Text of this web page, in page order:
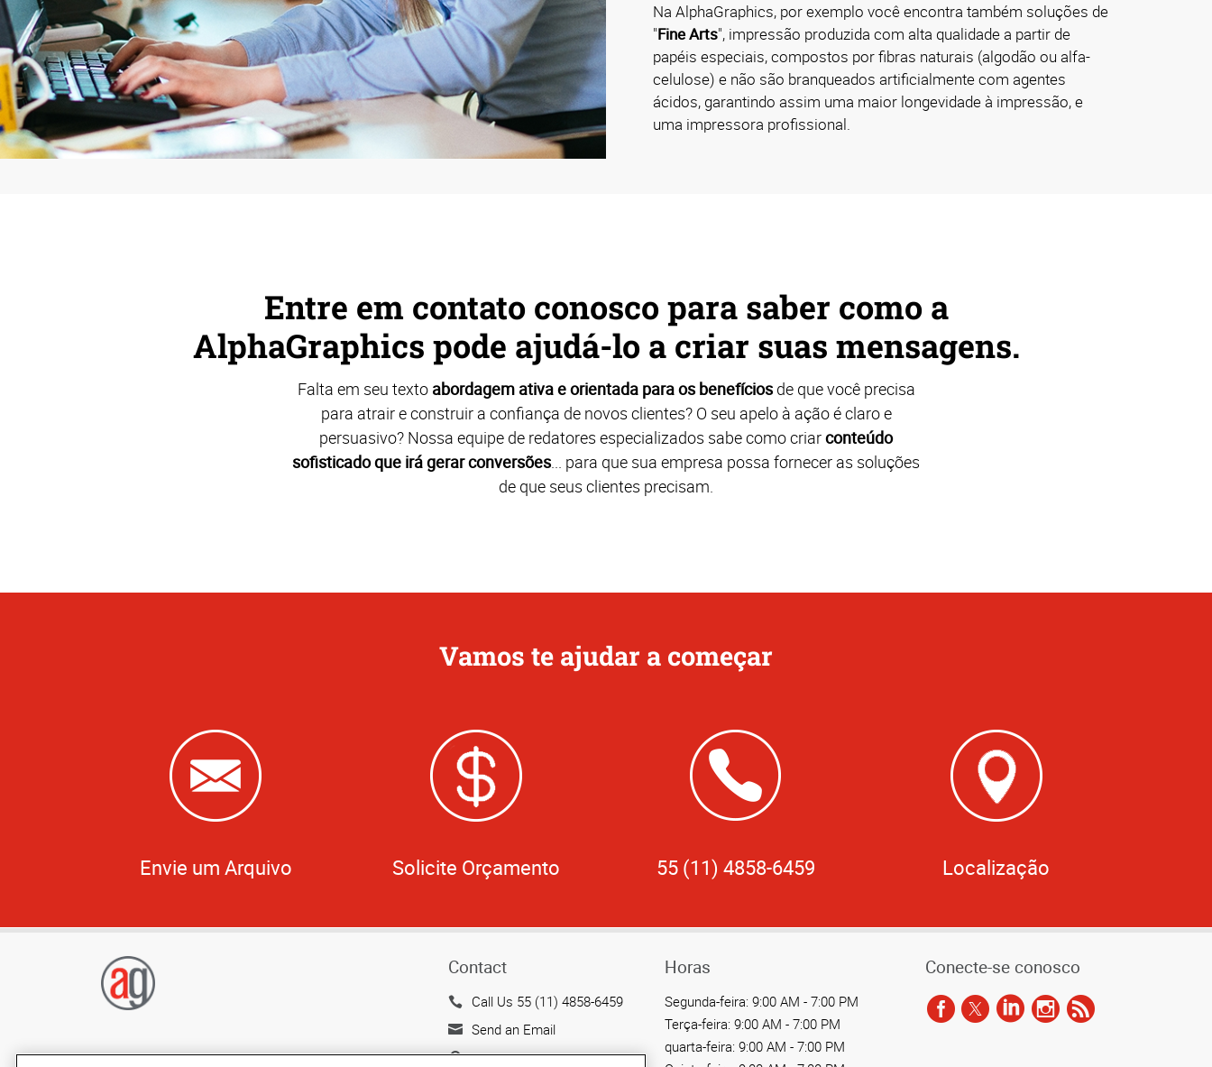
Na AlphaGraphics, por exemplo você encontra também soluções de
"Fine Arts", impressão produzida com alta qualidade a partir de
papéis especiais, compostos por fibras naturais (algodão ou alfa-
celulose) e não são branqueados artificialmente com agentes
ácidos, garantindo assim uma maior longevidade à impressão, e
uma impressora profissional.
Entre em contato conosco para saber como a
AlphaGraphics pode ajudá-lo a criar suas mensagens.
Falta em seu texto abordagem ativa e orientada para os benefíciosde que você precisa
para atrair e construir a confiança de novos clientes? O seu apelo à ação é claro e
persuasivo? Nossa equipe de redatores especializados sabe como criarconteúdo
sofisticado que irá gerar conversões... para que sua empresa possa fornecer as soluções
de que seus clientes precisam.
Vamos te ajudar a começar
Envie um Arquivo Solicite Orçamento 55 (11) 4858-6459 Localização
Contact
Call Us 55 (11) 4858-6459
Send an Email
Av. Maria Coelho Aguiar,
Horas
Segunda-feira: 9:00 AM - 7:00 PM
Terça-feira: 9:00 AM - 7:00 PM
quarta-feira: 9:00 AM - 7:00 PM
Conecte-se conosco